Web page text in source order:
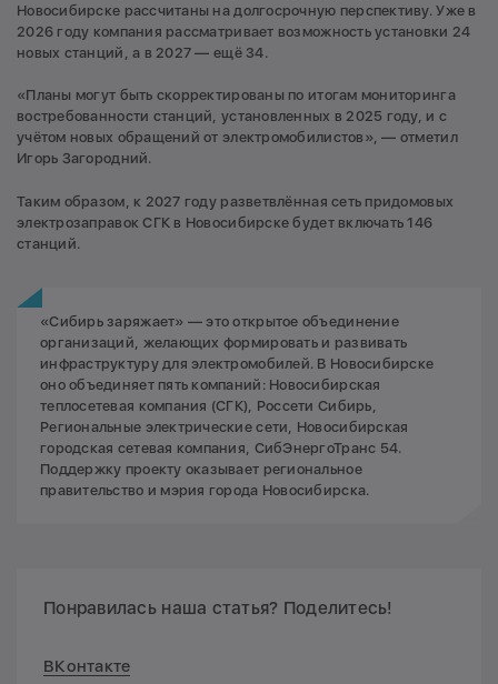
Новосибирске рассчитаны на долгосрочную перспективу. Уже в
2026 году компания рассматривает возможность установки 24
новых станций, а в 2027 — ещё 34.
«Планы могут быть скорректированы по итогам мониторинга
востребованности станций, установленных в 2025 году, и с
учётом новых обращений от электромобилистов», — отметил
Игорь Загородний.
Таким образом, к 2027 году разветвлённая сеть придомовых
электрозаправок СГК в Новосибирске будет включать 146
станций.
«Сибирь заряжает» — это открытое объединение
организаций, желающих формировать и развивать
инфраструктуру для электромобилей. В Новосибирске
оно объединяет пять компаний: Новосибирская
теплосетевая компания (СГК), Россети Сибирь,
Региональные электрические сети, Новосибирская
городская сетевая компания, СибЭнергоТранс 54.
Поддержку проекту оказывает региональное
правительство и мэрия города Новосибирска.
Понравилась наша статья? Поделитесь!
ВКонтакте